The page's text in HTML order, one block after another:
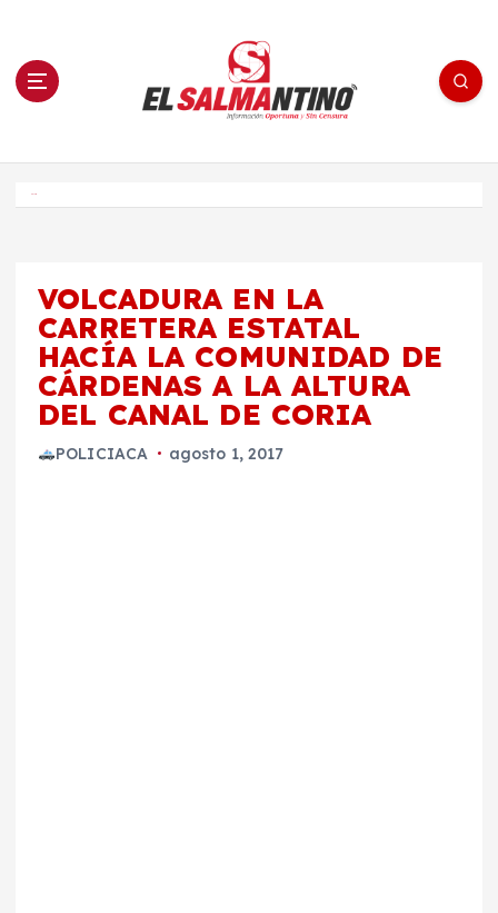
n El Salmantino - medios/noticias/editorial
VOLCADURA EN LA
CARRETERA ESTATAL
HACÍA LA COMUNIDAD DE
CÁRDENAS A LA ALTURA
DEL CANAL DE CORIA
POLICIACA agosto 1, 2017